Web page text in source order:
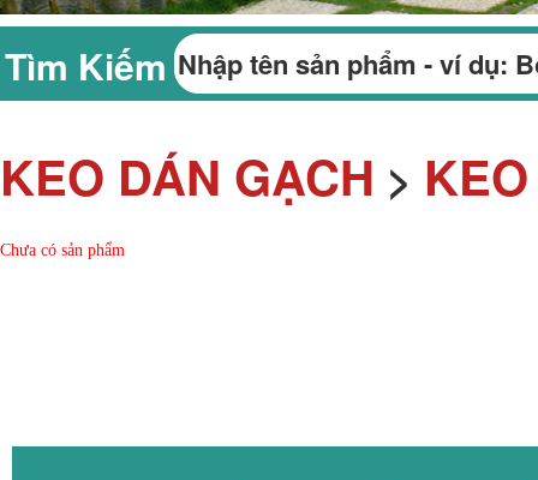
Tìm Kiếm
KEO DÁN GẠCH >
Chưa có sản phẩm